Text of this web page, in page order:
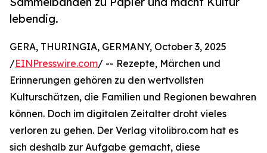
lebendig.
GERA, THURINGIA, GERMANY, October 3, 2025
/EINPresswire.com/ -- Rezepte, Märchen und
Erinnerungen gehören zu den wertvollsten
Kulturschätzen, die Familien und Regionen bewahren
können. Doch im digitalen Zeitalter droht vieles
verloren zu gehen. Der Verlag vitolibro.com hat es
sich deshalb zur Aufgabe gemacht, diese